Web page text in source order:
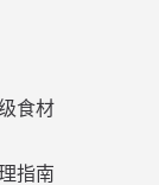
食材
指南